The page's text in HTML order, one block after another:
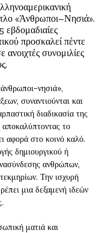
«Άνθρωποι–Νησιά».
εβδομαδιαίες
προσκαλεί πέντε
ανοιχτές συνομιλίες
νησιά»,
συναντιούνται και
διαδικασία της
αποκαλύπτοντας το
αφορά στο κοινό καλό.
δημιουργικού ή
ανθρώπων,
Την ισχυρή
μια δεξαμενή ιδεών
ματιά και